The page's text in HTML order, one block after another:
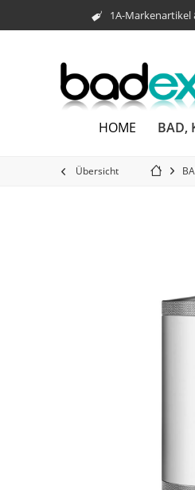
1A-Markenartikel
HOME BAD,
Übersicht